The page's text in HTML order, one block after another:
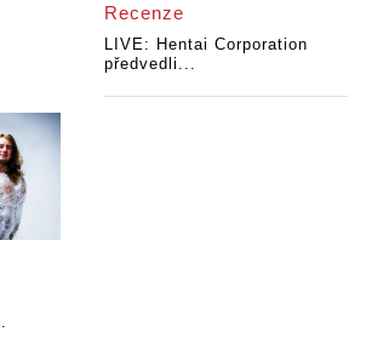
Recenze
LIVE: Hentai Corporation
předvedli...